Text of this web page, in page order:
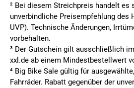
² Bei diesem Streichpreis handelt es
unverbindliche Preisempfehlung des
UVP). Technische Änderungen,
vorbehalten.
³ Der Gutschein gilt ausschließlich
xxl.de ab einem Mindestbestellwert
⁴ Big Bike Sale gültig für
Fahrräder. Rabatt gegenüber der